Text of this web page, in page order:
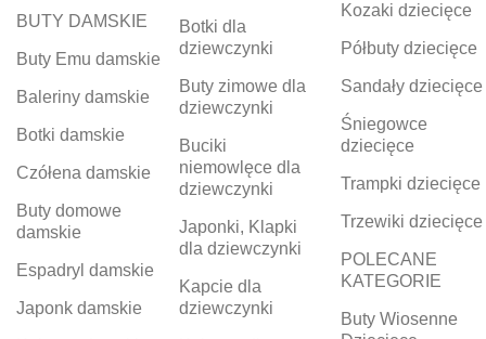
BUTY DAMSKIE
Buty Emu damskie
Baleriny damskie
Botki damskie
Czółena damskie
Buty domowe
damskie
Espadryl damskie
Japonk damskie
Botki dla
dziewczynki
Buty zimowe dla
dziewczynki
Buciki
niemowlęce dla
dziewczynki
Japonki, Klapki
dla dziewczynki
Kapcie dla
dziewczynki
Kozaki dziecięce
Półbuty dziecięce
Sandały dziecięce
Śniegowce
dziecięce
Trampki dziecięce
Trzewiki dziecięce
POLECANE
KATEGORIE
Buty Wiosenne